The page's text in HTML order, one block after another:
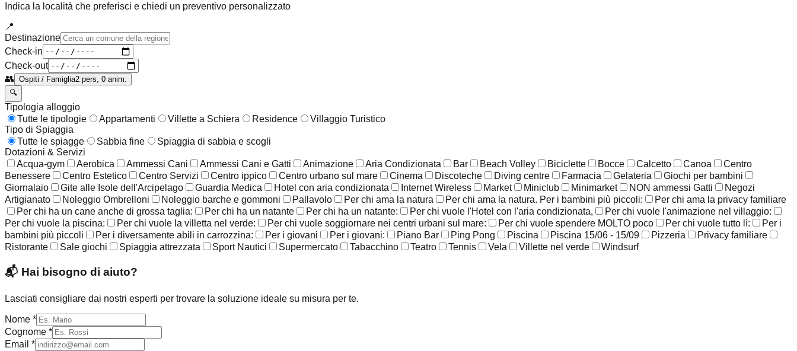
Indica la località che preferisci e chiedi un preventivo personalizzato
📍
Destinazione
Check-in
Check-out
👥 Ospiti / Famiglia2 pers, 0 anim.
🔍
Tipologia alloggio
Tutte le tipologie
Appartamenti Villette a Schiera Residence
Villaggio Turistico
Tipo di Spiaggia
Tutte le spiagge
Sabbia fine
Spiaggia di sabbia e scogli
Dotazioni & Servizi
Acqua-gym
Aerobica Ammessi Cani Ammessi Cani e Gatti Animazione Aria Condizionata Bar Beach Volley Biciclette Bocce Calcetto Canoa
Centro
Benessere
Centro Estetico Centro Servizi Centro ippico Centro urbano sul mare Cinema Discoteche Diving centre Farmacia Gelateria
Giochi per bambini
Giornalaio
Gite alle Isole dell'Arcipelago Guardia Medica Hotel con aria condizionata Internet Wireless Market Miniclub Minimarket NON ammessi Gatti
Negozi
Artigianato
Noleggio Ombrelloni Noleggio barche e gommoni Pallavolo Per chi ama la natura Per chi ama la natura. Per i bambini più piccoli:
Per chi ama la privacy familiare
Per chi ha un cane anche di grossa taglia:
Per chi ha un natante Per chi ha un natante: Per chi vuole l'Hotel con l'aria condizionata,
Per chi vuole l'animazione nel villaggio:
Per chi vuole la piscina:
Per chi vuole la villetta nel verde: Per chi vuole soggiornare nei centri urbani sul mare: Per chi vuole spendere MOLTO poco Per chi vuole tutto lì:
Per i
bambini più piccoli
Per i diversamente abili in carrozzina: Per i giovani Per i giovani: Piano Bar Ping Pong Piscina Piscina 15/06 - 15/09 Pizzeria
Privacy familiare
Ristorante
Sale giochi Spiaggia attrezzata Sport Nautici Supermercato Tabacchino Teatro Tennis Vela Villette nel verde Windsurf
📬 Hai bisogno di aiuto?
Lasciati consigliare dai nostri esperti per trovare la soluzione ideale su misura per te.
Nome *
Cognome *
Email *